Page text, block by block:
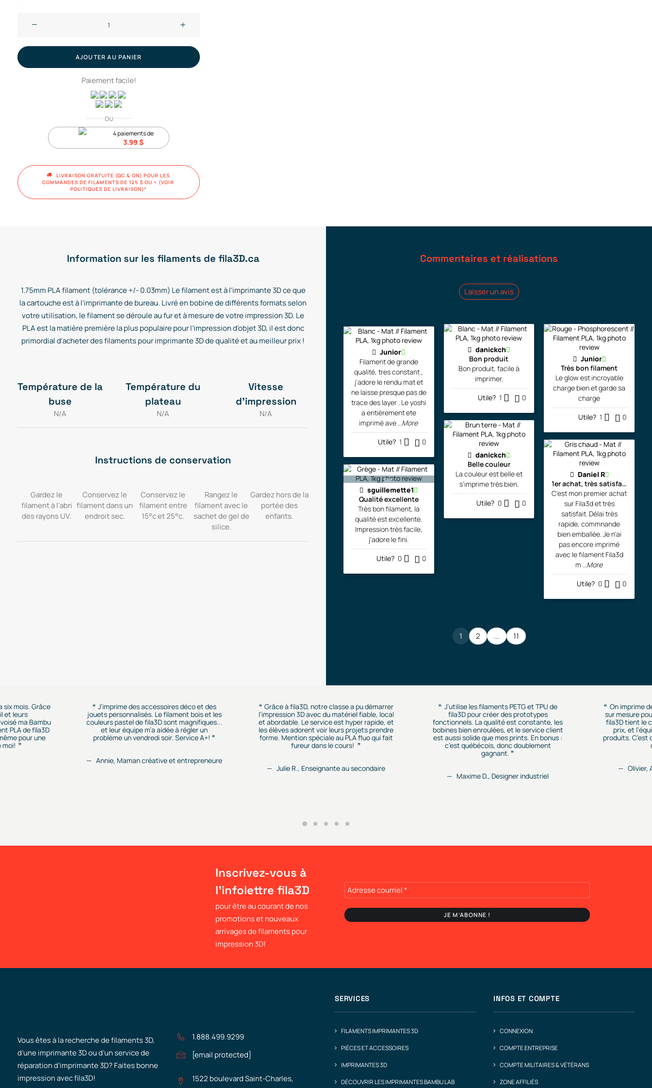
avec
buse
A1
mini
//
AJOUTER AU PANIER
Paiement facile!
OU
4 paiements de
3.99 $
LIVRAISON GRATUITE (QC & ON) POUR LES
COMMANDES DE FILAMENTS DE 125 $ OU + (VOIR
POLITIQUES DE LIVRAISON)*
Information sur les filaments de fila3D.ca
1.75mm PLA filament (tolérance +/- 0.03mm) Le filament est à l'imprimante 3D ce que
la cartouche est à l'imprimante de bureau. Livré en bobine de différents formats selon
votre utilisation, le filament se déroule au fur et à mesure de votre impression 3D. Le
PLA est la matière première la plus populaire pour l’impression d'objet 3D, il est donc
primordial d'acheter des filaments pour imprimante 3D de qualité et au meilleur prix !
Température de la
buse
N/A
Température du
plateau
N/A
Vitesse
d'impression
N/A
Instructions de conservation
Gardez le
filament à l'abri
des rayons UV.
Conservez le
filament dans un
endroit sec.
Conservez le
filament entre
15°c et 25°c.
Rangez le
filament avec le
sachet de gel de
silice.
Gardez hors de la
portée des
enfants.
Commentaires et réalisations
Laisser un avis
Junior
Filament de grande
qualité, tres constant ,
j'adore le rendu mat et
ne laisse presque pas de
trace des layer . Le yoshi
a entièrement ete
imprimé ave...More
Utile? 1 0
bac
sguillemette1
Qualité excellente
Très bon filament, la
qualité est excellente.
Impression très facile,
j'adore le fini.
Utile? 0 0
danickch
Bon produit
Bon produit, facile à
imprimer.
Utile? 1 0
danickch
Belle couleur
La couleur est belle et
s’imprime très bien.
Utile? 0 0
Junior
Très bon filament
Le glow est incroyable
charge bien et garde sa
charge
Utile? 1 0
Daniel R
1er achat, très satisfait!!!
C'est mon premier achat
sur Fila3d et très
satisfait. Délai très
rapide, commnande
bien emballée. Je n'ai
pas encore imprimé
avec le filament Fila3d
m ...More
Utile? 0 0
1 2 ... 11
six mois. Grâce
et leurs
ma Bambu
PLA de fila3D
pour une
moi!
J'imprime des accessoires déco et des
jouets personnalisés. Le filament bois et les
couleurs pastel de fila3D sont magnifiques...
et leur équipe m’a aidée à régler un
problème un vendredi soir. Service A+!
Annie, Maman créative et entrepreneure
Grâce à fila3D, notre classe a pu démarrer
l’impression 3D avec du matériel fiable, local
et abordable. Le service est hyper rapide, et
les élèves adorent voir leurs projets prendre
forme. Mention spéciale au PLA fluo qui fait
fureur dans le cours!
Julie R., Enseignante au secondaire
J’utilise les filaments PETG et TPU de
fila3D pour créer des prototypes
fonctionnels. La qualité est constante, les
bobines bien enroulées, et le service client
est aussi solide que mes prints. En bonus :
c’est québécois, donc doublement
gagnant.
Maxime D., Designer industriel
On imprime
sur mesure
fila3D tient le
prix, et
produits. C’est
Olivier,
Inscrivez-vous à
l'infolettre fila3D
pour être au courant de nos
promotions et nouveaux
arrivages de filaments pour
impression 3D!
Vous êtes à la recherche de filaments 3D,
d’une imprimante 3D ou d’un service de
réparation d’imprimante 3D? Faites bonne
impression avec fila3D!
1.888.499.9299
[email protected]
1522 boulevard Saint-Charles,
SERVICES
FILAMENTS IMPRIMANTES 3D
PIÈCES ET ACCESSOIRES
IMPRIMANTES 3D
DÉCOUVRIR LES IMPRIMANTES BAMBU LAB
INFOS ET COMPTE
CONNEXION
COMPTE ENTREPRISE
COMPTE MILITAIRES & VÉTÉRANS
ZONE AFFILIÉS